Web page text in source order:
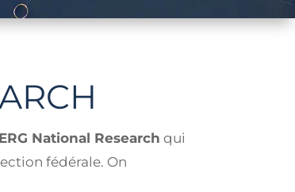
ERG National Research qui
fédérale. On